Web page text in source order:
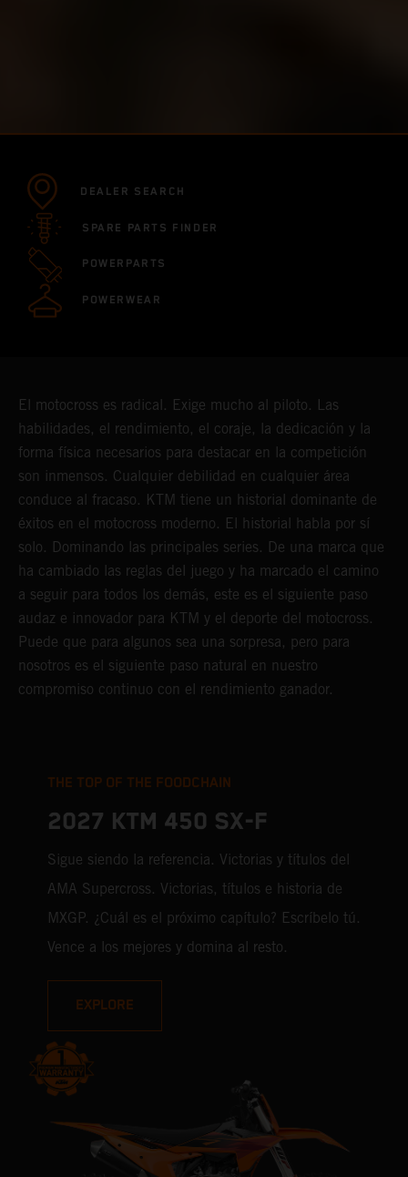
DEALER SEARCH
SPARE PARTS FINDER
POWERPARTS
POWERWEAR
El motocross es radical. Exige mucho al piloto. Las
habilidades, el rendimiento, el coraje, la dedicación y la
forma física necesarios para destacar en la competición
son inmensos. Cualquier debilidad en cualquier área
conduce al fracaso. KTM tiene un historial dominante de
éxitos en el motocross moderno. El historial habla por sí
solo. Dominando las principales series. De una marca que
ha cambiado las reglas del juego y ha marcado el camino
a seguir para todos los demás, este es el siguiente paso
audaz e innovador para KTM y el deporte del motocross.
Puede que para algunos sea una sorpresa, pero para
nosotros es el siguiente paso natural en nuestro
compromiso continuo con el rendimiento ganador.
THE TOP OF THE FOODCHAIN
2027 KTM 450 SX-F
Sigue siendo la referencia. Victorias y títulos del
AMA Supercross. Victorias, títulos e historia de
MXGP. ¿Cuál es el próximo capítulo? Escríbelo tú.
Vence a los mejores y domina al resto.
EXPLORE